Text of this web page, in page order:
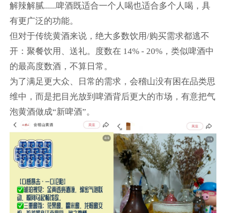
解辣解腻......啤酒既适合一个人喝也适合多个人喝，具
有更广泛的功能。
但对于传统黄酒来说，绝大多数饮用/购买需求都逃不
开：聚餐饮用、送礼。度数在 14% - 20%，类似啤酒中
的最高度数酒，不算日常。
为了满足更大众、日常的需求，会稽山没有困在品类思
维中，而是把目光放到啤酒背后更大的市场，有意把气
泡黄酒做成“新啤酒”。